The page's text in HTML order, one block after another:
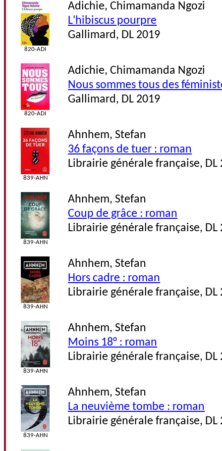
820-ADI
Adichie, Chimamanda Ngozi
L'hibiscus pourpre
Gallimard, DL 2019
820-ADI
Adichie, Chimamanda Ngozi
Nous sommes tous des
Gallimard, DL 2019
839-AHN
Ahnhem, Stefan
36 façons de tuer : roman
Librairie générale française, DL
839-AHN
Ahnhem, Stefan
Coup de grâce : roman
Librairie générale française, DL
839-AHN
Ahnhem, Stefan
Hors cadre : roman
Librairie générale française, DL
839-AHN
Ahnhem, Stefan
Moins 18° : roman
Librairie générale française, DL
839-AHN
Ahnhem, Stefan
La neuvième tombe : roman
Librairie générale française, DL